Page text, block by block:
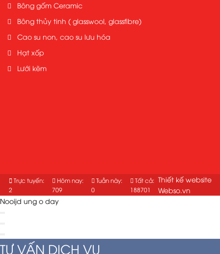
Bông gốm Ceramic
Bông thủy tinh ( glasswool, glassfibre)
Cao su non, cao su lưu hóa
Hạt xốp
Lưới kẽm
Trực tuyến:
2
Hôm nay:
709
Tuần này:
0
Tất cả:
188701
Thiết kế website
Webso.vn
Nooijd ung o day
TƯ VẤN DỊCH VỤ